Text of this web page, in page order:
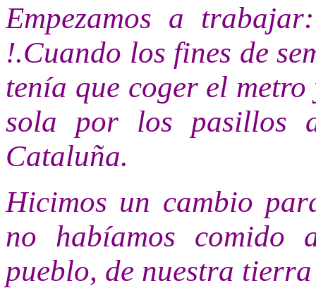
Empezamos a
!.Cuando los fines de
tenía que coger el
sola por los pasillos
Cataluña.
Hicimos un cambio
no habíamos comido
pueblo, de nuestra